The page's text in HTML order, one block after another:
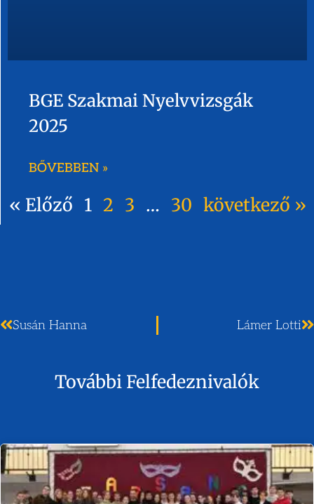
BGE Szakmai Nyelvvizsgák
2025
BŐVEBBEN »
« Előző 1 2 3 … 30 következő »
Susán Hanna Lámer Lotti
További Felfedeznivalók